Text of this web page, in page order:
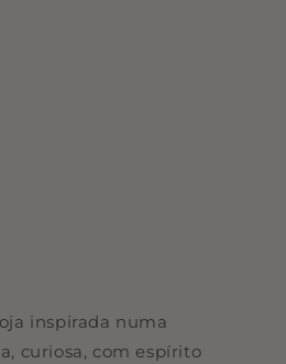
inspirada numa
curiosa, com espírito